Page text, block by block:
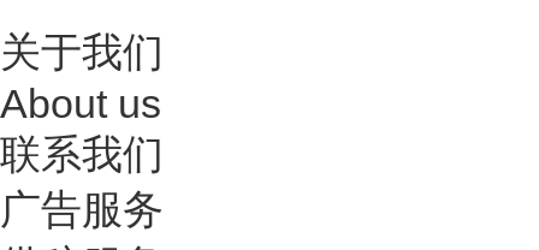
关于我们
About us
联系我们
广告服务